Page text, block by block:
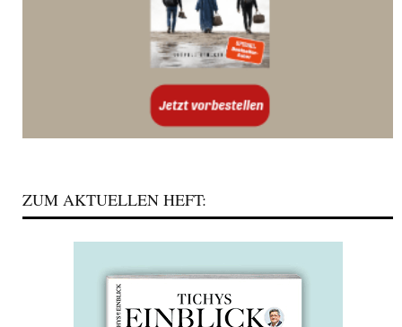
ZUM AKTUELLEN HEFT: